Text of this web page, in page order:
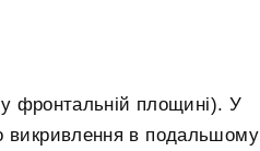
фронтальній площині). У
викривлення в подальшому